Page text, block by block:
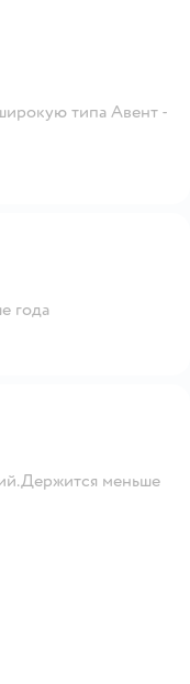
типа Авент -
года
меньше